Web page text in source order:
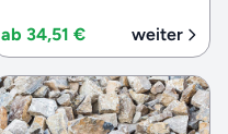
ab 34,51 € weiter